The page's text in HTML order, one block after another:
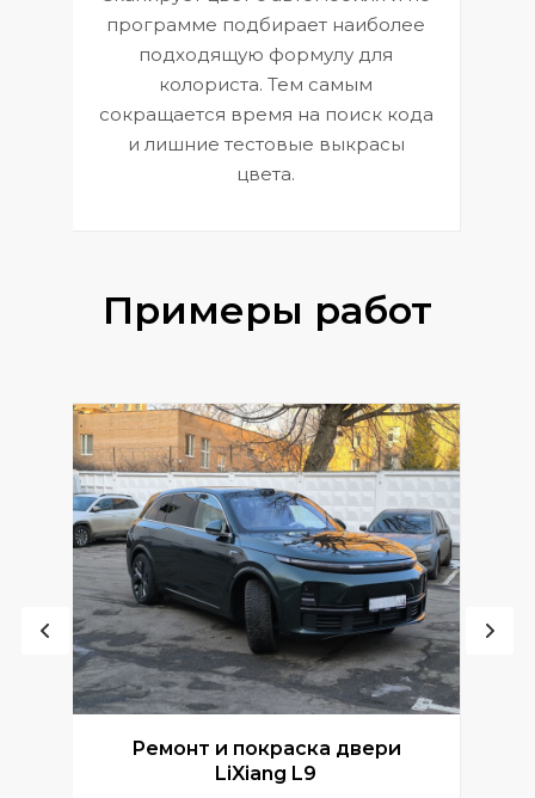
программе подбирает наиболее
подходящую формулу для
колориста. Тем самым
сокращается время на поиск кода
и лишние тестовые выкрасы
цвета.
Примеры работ
Ремонт и покраска двери
LiXiang L9